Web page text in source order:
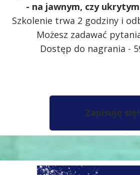
Zapisuję się!
- na jawnym, czy
Szkolenie trwa 2 godziny i
Możesz zadawać
Dostęp do nagrania -